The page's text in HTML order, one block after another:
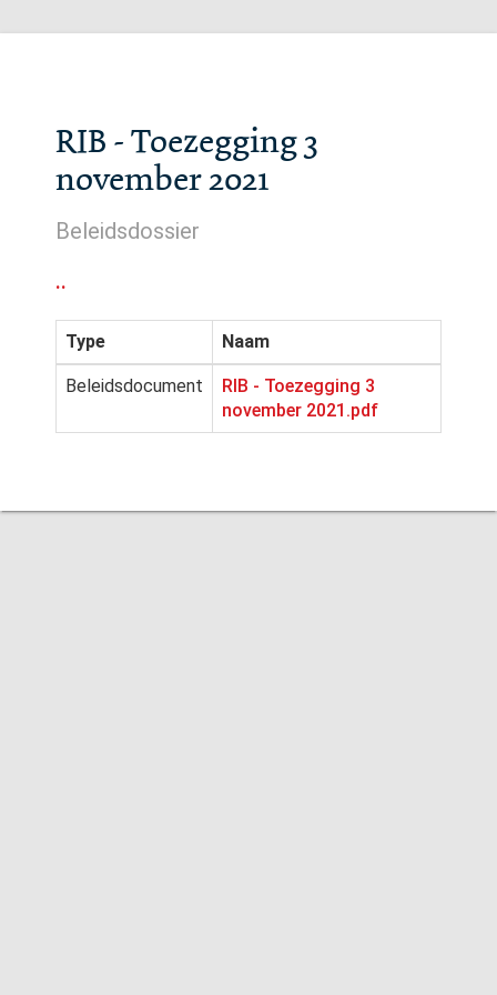
RIB - Toezegging 3
november 2021
Beleidsdossier
..
Type Naam
Beleidsdocument
RIB - Toezegging 3
november 2021.pdf